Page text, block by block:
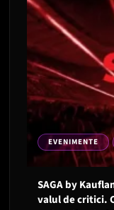
EVENIMENTE
SAGA by
valul de critici.